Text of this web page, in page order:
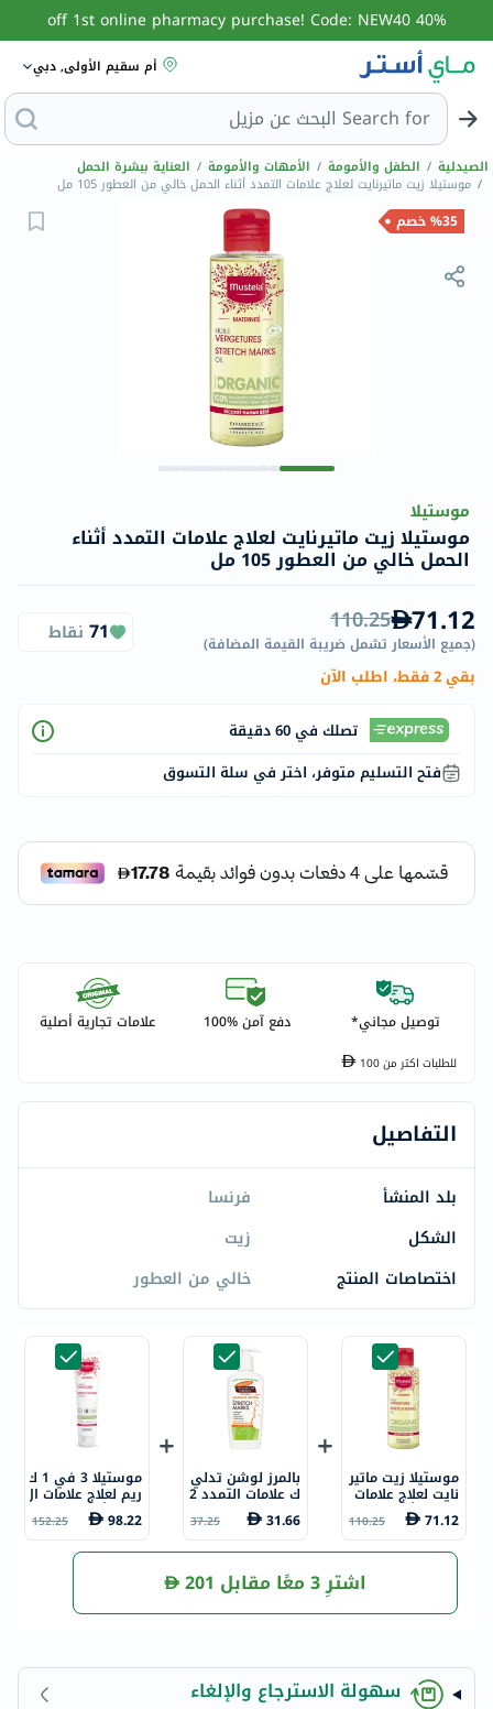
40% off 1st online pharmacy purchase! Code: NEW40
أم سقيم الأولى, دبي
Search for البحث عن مزيل ع
الصيدلية / الطفل والأمومة / الأمهات والأمومة / العناية ببشرة الحمل
/ موستيلا زيت ماتيرنايت لعلاج علامات التمدد أثناء الحمل خالي من العطور 105 مل
%35 خصم
موستيلا
موستيلا زيت ماتيرنايت لعلاج علامات التمدد أثناء
الحمل خالي من العطور 105 مل
71.12
110.25
(جميع الأسعار تشمل ضريبة القيمة المضافة)
71 نقاط
بقي 2 فقط، اطلب الآن
تصلك في 60 دقيقة
فتح التسليم متوفر، اختر في سلة التسوق
توصيل مجاني* دفع آمن %100 علامات تجارية أصلية
للطلبات اكتر من100
التفاصيل
بلد المنشأ
فرنسا
الشكل
زيت
اختصاصات المنتج
خالي من العطور
موستيلا زيت ماتير
نايت لعلاج علامات
التمدد أثناء الحمل
خالي من العطور 1
05 مل
71.12
110.25
بالمرز لوشن تدلي
ك علامات التمدد 2
50 مل
31.66
37.25
موستيلا 3 في 1 ك
ريم لعلاج علامات ال
تمدد أثناء الحمل
خالي من العطور 1
50 مل
98.22
152.25
اشترِ 3 معًا مقابل 201
سهولة الاسترجاع والإلغاء